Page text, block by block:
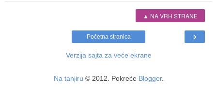
▲ NA VRH STRANE
›
Početna stranica
Verzija sajta za veće ekrane
Na tanjiru © 2012. Pokreće Blogger.